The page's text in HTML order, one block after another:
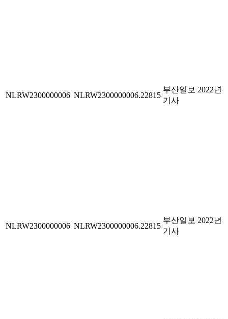
NLRW2300000006 NLRW2300000006.22815
부산일보 2022년
기사
NLRW2300000006 NLRW2300000006.22815
부산일보 2022년
기사